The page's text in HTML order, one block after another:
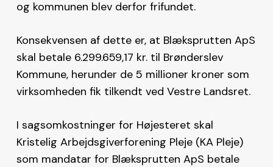
og kommunen blev derfor frifundet.
Konsekvensen af dette er, at Blæksprutten ApS
skal betale 6.299.659,17 kr. til Brønderslev
Kommune, herunder de 5 millioner kroner som
virksomheden fik tilkendt ved Vestre Landsret.
I sagsomkostninger for Højesteret skal
Kristelig Arbejdsgiverforening Pleje (KA Pleje)
som mandatar for Blæksprutten ApS betale